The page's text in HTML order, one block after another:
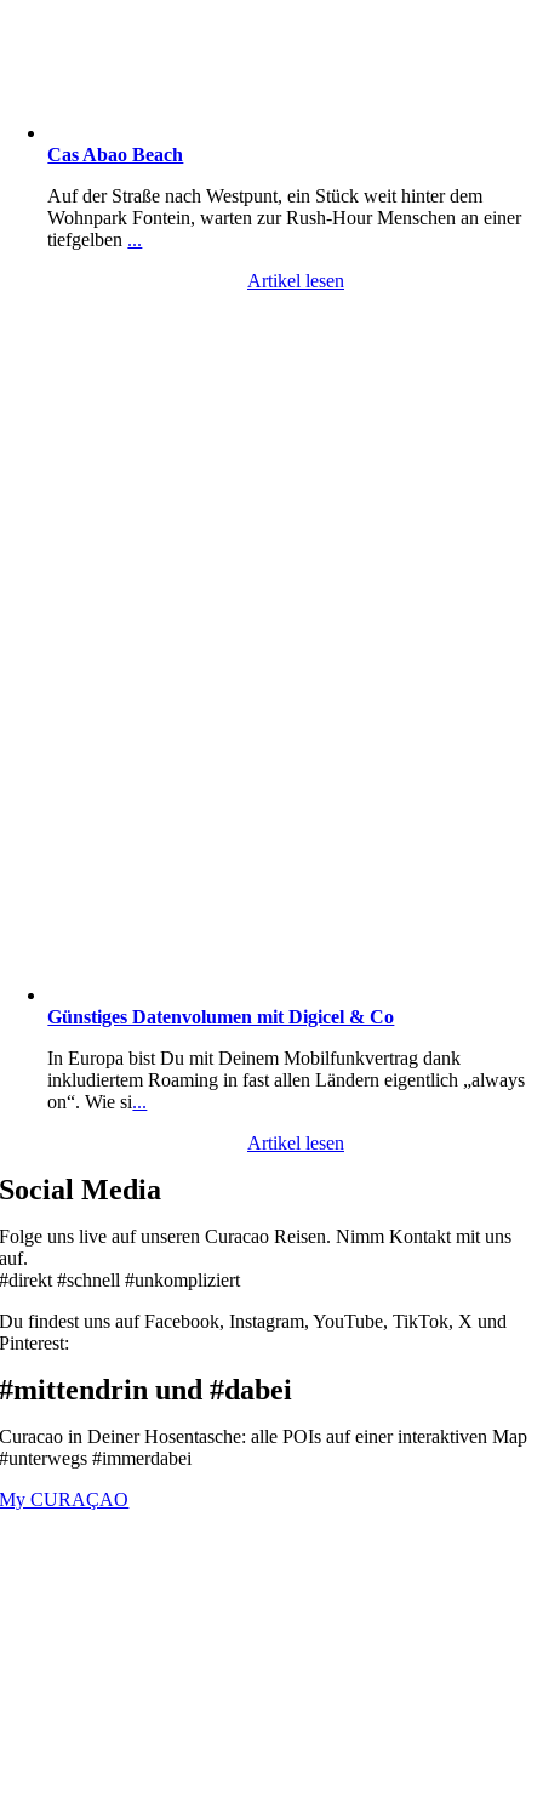
Cas Abao Beach
Auf der Straße nach Westpunt, ein Stück weit hinter dem
Wohnpark Fontein, warten zur Rush-Hour Menschen an einer
tiefgelben ...
Artikel lesen
Günstiges Datenvolumen mit Digicel & Co
In Europa bist Du mit Deinem Mobilfunkvertrag dank
inkludiertem Roaming in fast allen Ländern eigentlich „always
on“. Wie si...
Artikel lesen
Social Media
Folge uns live auf unseren Curacao Reisen. Nimm Kontakt mit uns
auf.
#direkt #schnell #unkompliziert
Du findest uns auf Facebook, Instagram, YouTube, TikTok, X und
Pinterest:
#mittendrin und #dabei
Curacao in Deiner Hosentasche: alle POIs auf einer interaktiven Map
#unterwegs #immerdabei
My CURAÇAO